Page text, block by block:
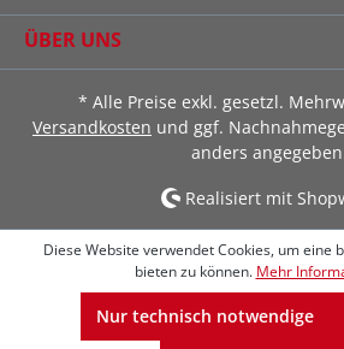
ÜBER UNS
* Alle Preise exkl. gesetzl.
Versandkosten und ggf.
anders
Realisiert mit
Diese Website verwendet Cookies, um eine
bieten zu können. Mehr
Nur technisch notwendige